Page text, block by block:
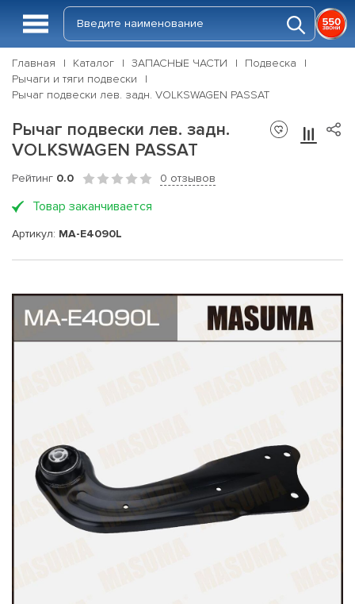
Главная Каталог ЗАПАСНЫЕ ЧАСТИ
Подвеска
Рычаги и тяги подвески
Рычаг подвески лев. задн. VOLKSWAGEN PASSAT
Рычаг подвески лев. задн.
VOLKSWAGEN PASSAT
Рейтинг 0.0 0 отзывов
Товар заканчивается
Артикул: MA-E4090L